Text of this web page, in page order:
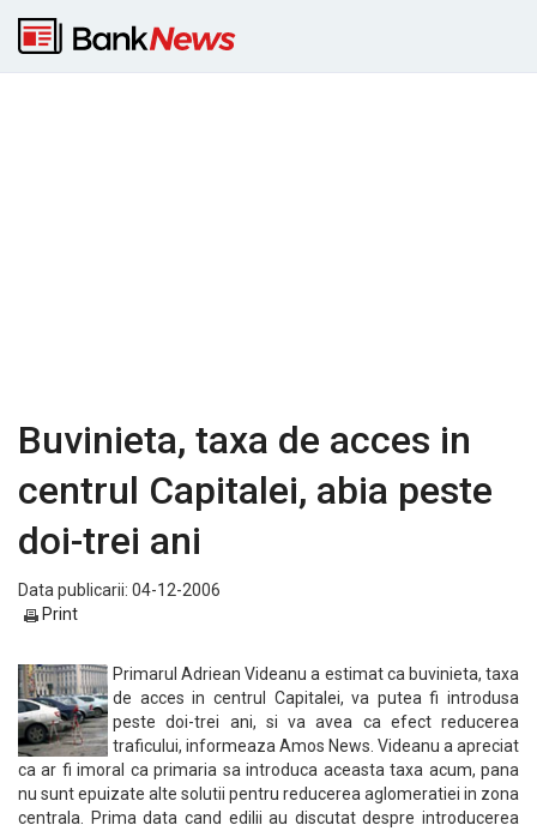
Buvinieta, taxa de acces in
centrul Capitalei, abia peste
doi-trei ani
Data publicarii: 04-12-2006
Print
Primarul Adriean Videanu a estimat ca buvinieta, taxa
de acces in centrul Capitalei, va putea fi introdusa
peste doi-trei ani, si va avea ca efect reducerea
traficului, informeaza Amos News. Videanu a apreciat
ca ar fi imoral ca primaria sa introduca aceasta taxa acum, pana
nu sunt epuizate alte solutii pentru reducerea aglomeratiei in zona
centrala. Prima data cand edilii au discutat despre introducerea